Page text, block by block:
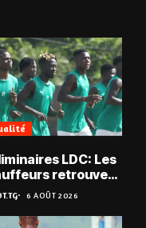
LDC: Les
retrouvent
6 AOÛT 2026